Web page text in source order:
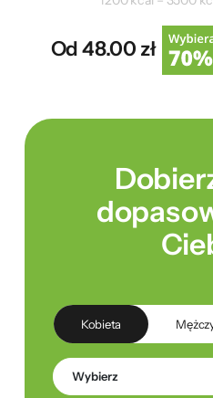
Od 48.00 zł
Kobieta